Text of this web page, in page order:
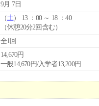
9月 7日
（土） 13 ：00 ～ 18 ：40
（休憩20分2回含む）
全1回
14,670円
一般14,670円/入学者13,200円